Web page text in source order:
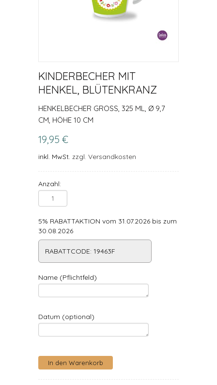
KINDERBECHER MIT
HENKEL, BLÜTENKRANZ
HENKELBECHER GROSS, 325 ML, Ø 9,7 C
M, HÖHE 10 CM
19,95 €
inkl. MwSt. zzgl. Versandkosten
Anzahl:
5% RABATTAKTION vom 31.07.2026 bis zum
30.08.2026
RABATTCODE: 19463F
Name (Pflichtfeld)
Datum (optional)